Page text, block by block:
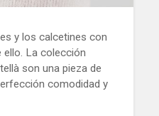
y los calcetines con
La colección
son una pieza de
comodidad y